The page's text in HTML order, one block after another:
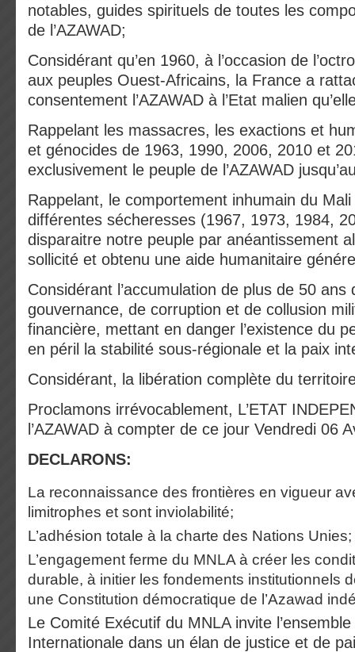
notables, guides spirituels de toutes les
de l’AZAWAD;
Considérant qu’en 1960, à l’occasion de
aux peuples Ouest-Africains, la France a
consentement l’AZAWAD à l’Etat malien
Rappelant les massacres, les exactions et
et génocides de 1963, 1990, 2006, 2010 et
exclusivement le peuple de l’AZAWAD
Rappelant, le comportement inhumain du
différentes sécheresses (1967, 1973, 1984,
disparaitre notre peuple par anéantissement
sollicité et obtenu une aide humanitaire
Considérant l’accumulation de plus de 50 ans
gouvernance, de corruption et de collusion
financière, mettant en danger l’existence du
en péril la stabilité sous-régionale et la paix
Considérant, la libération complète du
Proclamons irrévocablement, L’ETAT
l’AZAWAD à compter de ce jour Vendredi 06
DECLARONS:
La reconnaissance des frontières en vigueur
limitrophes et sont inviolabilité;
L’adhésion totale à la charte des Nations Unies;
L’engagement ferme du MNLA à créer les
durable, à initier les fondements institutionnels
une Constitution démocratique de l’Azawad
Le Comité Exécutif du MNLA invite
Internationale dans un élan de justice et de